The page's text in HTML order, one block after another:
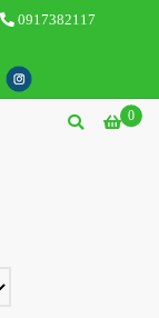
0917382117
0